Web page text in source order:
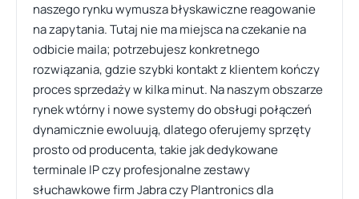
naszego rynku wymusza błyskawiczne reagowanie
na zapytania. Tutaj nie ma miejsca na czekanie na
odbicie maila; potrzebujesz konkretnego
rozwiązania, gdzie szybki kontakt z klientem kończy
proces sprzedaży w kilka minut. Na naszym obszarze
rynek wtórny i nowe systemy do obsługi połączeń
dynamicznie ewoluują, dlatego oferujemy sprzęty
prosto od producenta, takie jak dedykowane
terminale IP czy profesjonalne zestawy
słuchawkowe firm Jabra czy Plantronics dla